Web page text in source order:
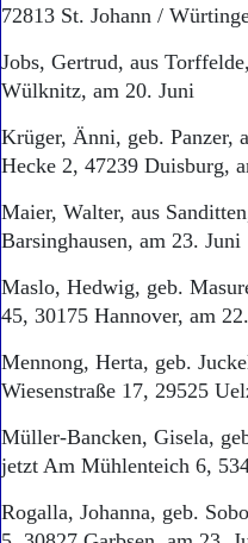
72813 St. Johann /
Jobs, Gertrud, aus
Wülknitz, am 20. Juni
Krüger, Änni, geb. Panzer,
Hecke 2, 47239 Duisburg,
Maier, Walter, aus
Barsinghausen, am 23. Juni
Maslo, Hedwig, geb.
45, 30175 Hannover, am
Mennong, Herta, geb.
Wiesenstraße 17, 29525
Müller-Bancken, Gisela,
jetzt Am Mühlenteich 6,
Rogalla, Johanna, geb.